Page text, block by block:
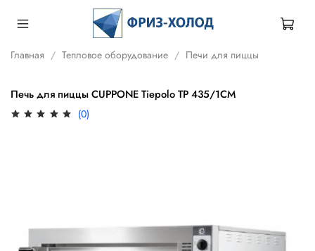
Главная Тепловое оборудование Печи для пиццы
Печь для пиццы CUPPONE Tiepolo TP 435/1CM
(0)